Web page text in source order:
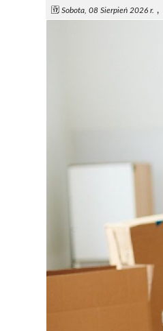
Sobota, 08 Sierpień 2026 r. ,